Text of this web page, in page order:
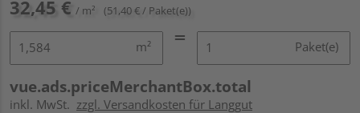
32,45 € / m² (51,40 € / Paket(e))
m² Paket(e)
vue.ads.priceMerchantBox.total
inkl. MwSt. zzgl. Versandkosten für Langgut